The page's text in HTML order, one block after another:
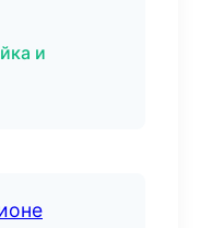
и